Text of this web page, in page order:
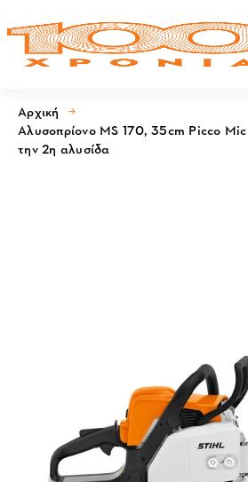
Αρχική
Αλυσοπρίονο MS 170, 35cm Picco
την 2η αλυσίδα